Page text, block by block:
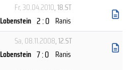
Fr, 30.04.2010, 18.ST
Lobenstein 2 : 0 Ranis
Sa, 08.11.2008, 12.ST
Lobenstein 7 : 0 Ranis